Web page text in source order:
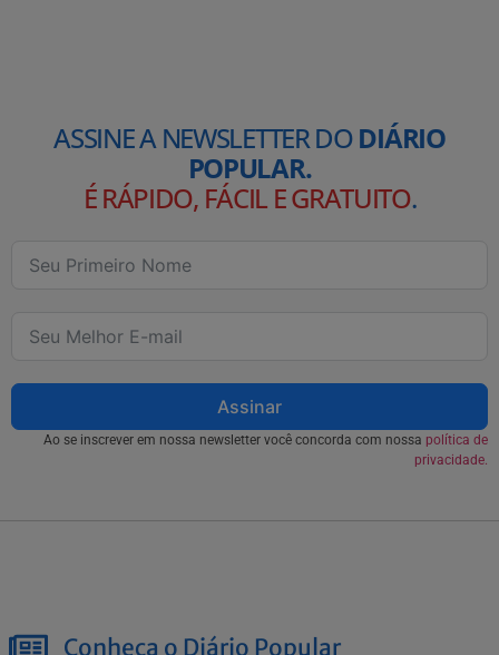
ASSINE A NEWSLETTER DODIÁRIO
POPULAR.
É RÁPIDO, FÁCIL E GRATUITO.
Assinar
Ao se inscrever em nossa newsletter você concorda com nossa política de
privacidade.
Conheça o Diário Popular